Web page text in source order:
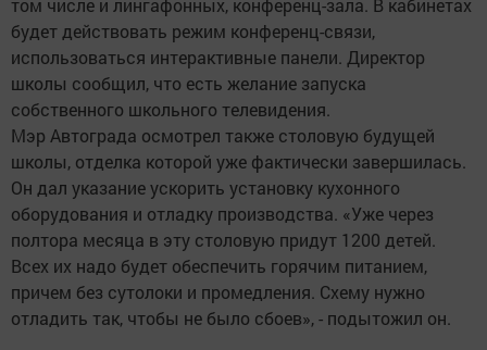
том числе и лингафонных, конференц-зала. В кабинетах
будет действовать режим конференц-связи,
использоваться интерактивные панели. Директор
школы сообщил, что есть желание запуска
собственного школьного телевидения.
Мэр Автограда осмотрел также столовую будущей
школы, отделка которой уже фактически завершилась.
Он дал указание ускорить установку кухонного
оборудования и отладку производства. «Уже через
полтора месяца в эту столовую придут 1200 детей.
Всех их надо будет обеспечить горячим питанием,
причем без сутолоки и промедления. Схему нужно
отладить так, чтобы не было сбоев», - подытожил он.